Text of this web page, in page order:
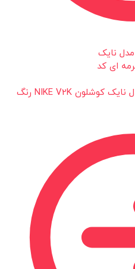
کفش و کتانی زنانه و دخترانه مدل نایک کوشلون NIKE V2K رنگ